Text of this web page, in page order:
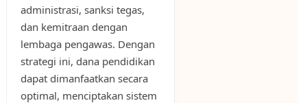
administrasi, sanksi tegas,
dan kemitraan dengan
lembaga pengawas. Dengan
strategi ini, dana pendidikan
dapat dimanfaatkan secara
optimal, menciptakan sistem